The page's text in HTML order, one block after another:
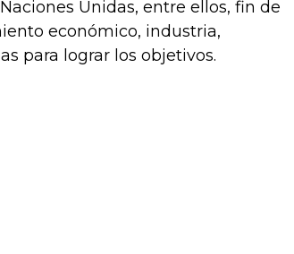
Unidas, entre ellos, fin de
económico, industria,
para lograr los objetivos.